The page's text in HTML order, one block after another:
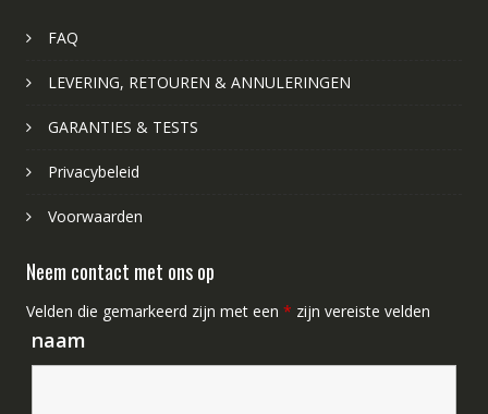
FAQ
LEVERING, RETOUREN & ANNULERINGEN
GARANTIES & TESTS
Privacybeleid
Voorwaarden
Neem contact met ons op
Velden die gemarkeerd zijn met een * zijn vereiste velden
naam